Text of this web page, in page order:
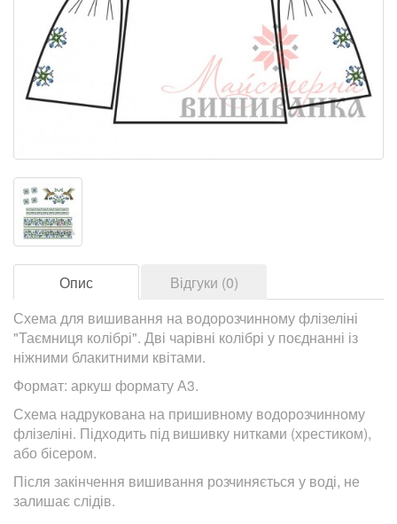
Опис
Відгуки (0)
Схема для вишивання на водорозчинному флізеліні
"Таємниця колібрі". Дві чарівні колібрі у поєднанні із
ніжними блакитними квітами.
Формат: аркуш формату А3.
Схема надрукована на пришивному водорозчинному
флізеліні. Підходить під вишивку нитками (хрестиком),
або бісером.
Після закінчення вишивання розчиняється у воді, не
залишає слідів.